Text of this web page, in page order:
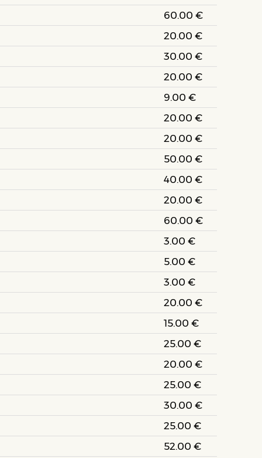
60.00 €
20.00 €
30.00 €
20.00 €
9.00 €
20.00 €
20.00 €
50.00 €
40.00 €
20.00 €
60.00 €
3.00 €
5.00 €
3.00 €
20.00 €
15.00 €
25.00 €
20.00 €
25.00 €
30.00 €
25.00 €
52.00 €